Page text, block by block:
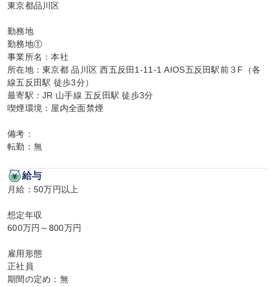
東京都品川区
勤務地
勤務地①
事業所名：本社
所在地：東京都 品川区 西五反田1-11-1 AIOS五反田駅前３F（各
線五反田駅 徒歩3分）
最寄駅：JR 山手線 五反田駅 徒歩3分
喫煙環境：屋内全面禁煙
備考：
転勤：無
給与
月給：50万円以上
想定年収
600万円～800万円
雇用形態
正社員
期間の定め：無